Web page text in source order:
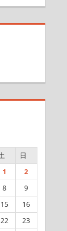
日
1
2
8
9
15
16
22
23